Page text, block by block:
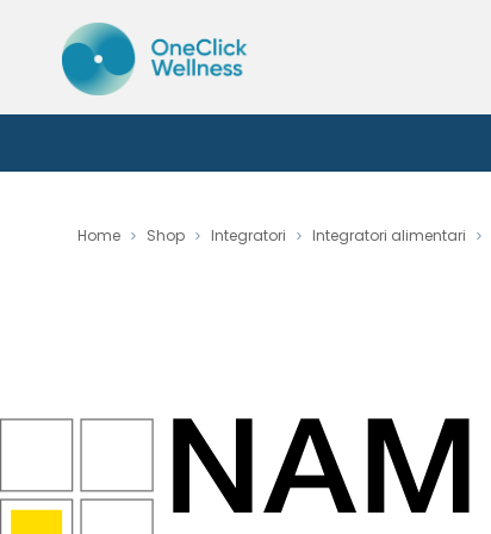
Home Shop Integratori Integratori alimentari